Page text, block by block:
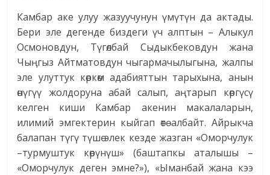
Камбар аке улуу жазуучунун үмүтүн да актады.
Бери эле дегенде биздеги үч алптын – Алыкул
Осмоновдун, Түгөлбай Сыдыкбековдун жана
Чыңгыз Айтматовдун чыгармачылыгына, жалпы
эле улуттук көркөм адабияттын тарыхына, анын
өнүгүү жолдоруна абай салып, аңтарып көргүсү
келген киши Камбар акенин макалаларын,
илимий эмгектерин кыйгап өтө албайт. Айрыкча
балапан түгү түшө элек кезде жазган «Оморчулук
–турмуштук көрүнүш» (баштапкы аталышы –
«Оморчулук деген эмне?»), «Ыманбай жана кээ